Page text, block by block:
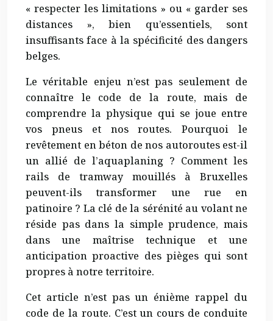
« respecter les limitations » ou « garder ses
distances », bien qu’essentiels, sont
insuffisants face à la spécificité des dangers
belges.
Le véritable enjeu n’est pas seulement de
connaître le code de la route, mais de
comprendre la physique qui se joue entre
vos pneus et nos routes. Pourquoi le
revêtement en béton de nos autoroutes est-il
un allié de l’aquaplaning ? Comment les
rails de tramway mouillés à Bruxelles
peuvent-ils transformer une rue en
patinoire ? La clé de la sérénité au volant ne
réside pas dans la simple prudence, mais
dans une maîtrise technique et une
anticipation proactive des pièges qui sont
propres à notre territoire.
Cet article n’est pas un énième rappel du
code de la route. C’est un cours de conduite